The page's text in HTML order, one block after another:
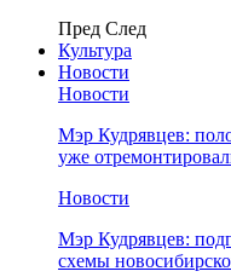
Пред След
Культура
Новости
Новости
Мэр Кудрявцев:
уже
Новости
Мэр Кудрявцев:
схемы